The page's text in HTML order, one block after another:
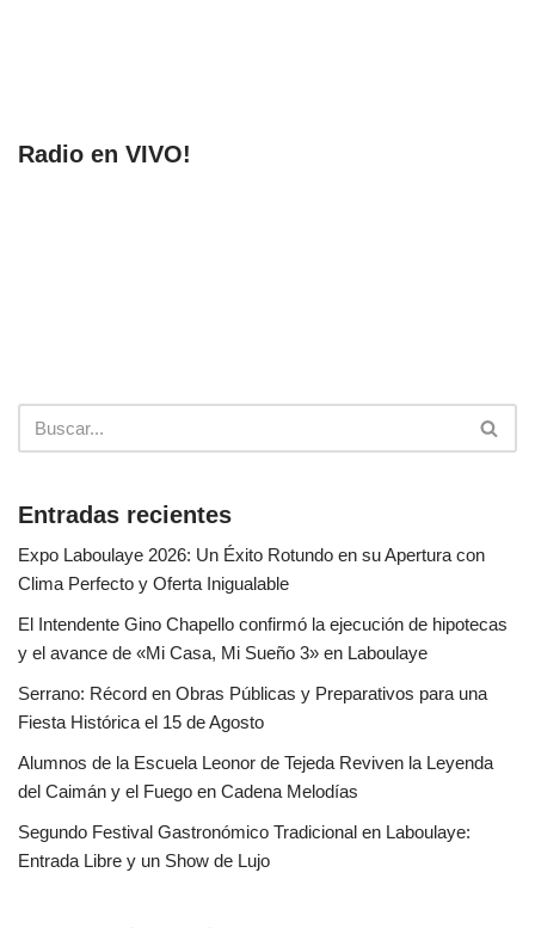
Radio en VIVO!
Entradas recientes
Expo Laboulaye 2026: Un Éxito Rotundo en su Apertura con
Clima Perfecto y Oferta Inigualable
El Intendente Gino Chapello confirmó la ejecución de hipotecas
y el avance de «Mi Casa, Mi Sueño 3» en Laboulaye
Serrano: Récord en Obras Públicas y Preparativos para una
Fiesta Histórica el 15 de Agosto
Alumnos de la Escuela Leonor de Tejeda Reviven la Leyenda
del Caimán y el Fuego en Cadena Melodías
Segundo Festival Gastronómico Tradicional en Laboulaye:
Entrada Libre y un Show de Lujo